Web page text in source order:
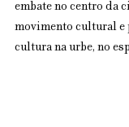
embate no centro da
movimento cultural e
cultura na urbe, no